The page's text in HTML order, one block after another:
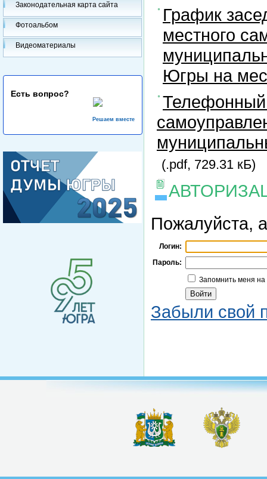
Законодательная карта сайта
Фотоальбом
Видеоматериалы
Есть вопрос?
Решаем вместе
График
местного
Югры на
Телефонный
(.pdf, 729.31 кБ)
Пожалуйста,
Логин:
Пароль:
Запомнить меня
Забыли свой